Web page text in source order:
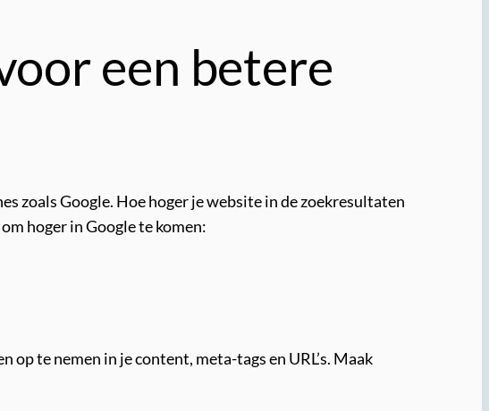
een betere
zoals Google. Hoe hoger je website in de zoekresultaten
hoger in Google te komen:
te nemen in je content, meta-tags en URL’s. Maak